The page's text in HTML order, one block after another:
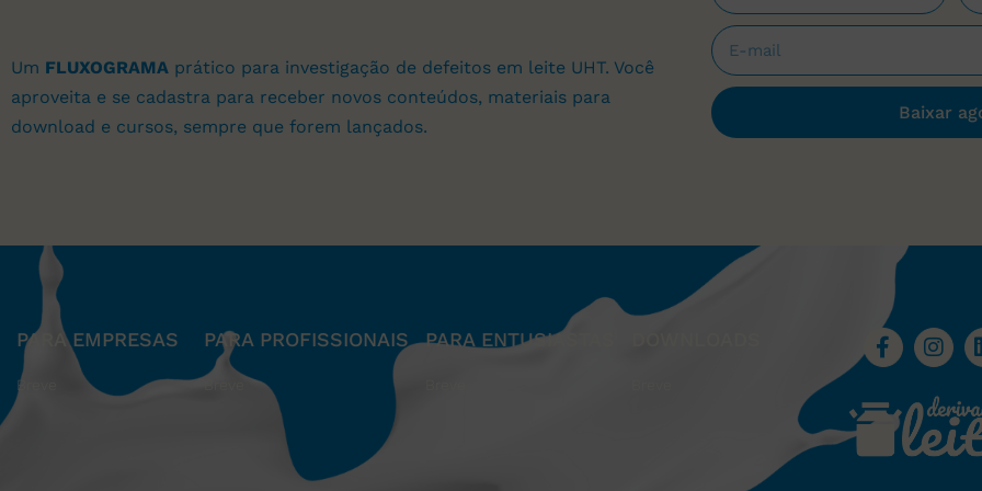
Um FLUXOGRAMA prático para investigação de defeitos em leite UHT. Você
aproveita e se cadastra para receber novos conteúdos, materiais para
download e cursos, sempre que forem lançados.
Baixar
PARA EMPRESAS
Breve
PARA PROFISSIONAIS PARA ENTUSIASTAS